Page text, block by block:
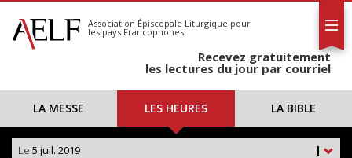
S'abonner
Calendrier
Association Épiscopale Liturgique pour
les pays Francophones
Recevez gratuitement
les lectures du jour par courriel
LA MESSE LES HEURES LA BIBLE
|
Le 5 juil. 2019